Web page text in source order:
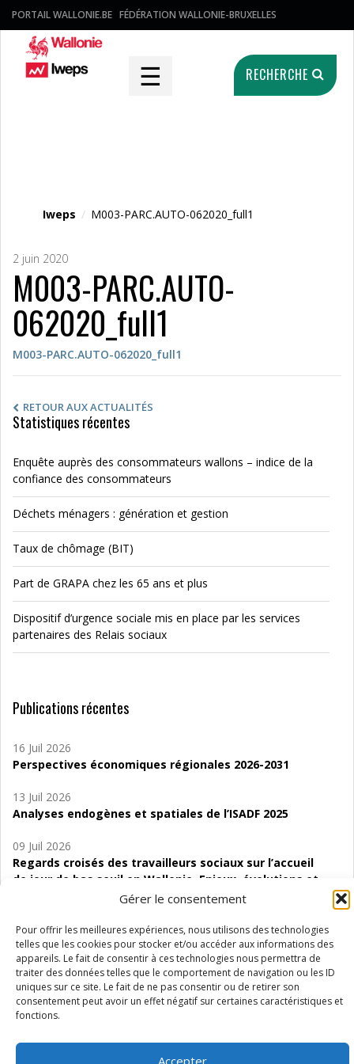
Gérer le consentement
Pour offrir les meilleures expériences, nous utilisons des technologies
telles que les cookies pour stocker et/ou accéder aux informations des
appareils. Le fait de consentir à ces technologies nous permettra de
traiter des données telles que le comportement de navigation ou les ID
uniques sur ce site. Le fait de ne pas consentir ou de retirer son
consentement peut avoir un effet négatif sur certaines caractéristiques et
fonctions.
Accepter
PORTAIL WALLONIE.BE FÉDÉRATION WALLONIE-BRUXELLES
☰ RECHERCHE
Iweps / M003-PARC.AUTO-062020_full1
2 juin 2020
M003-PARC.AUTO-
062020_full1
M003-PARC.AUTO-062020_full1
RETOUR AUX ACTUALITÉS
Statistiques récentes
Enquête auprès des consommateurs wallons – indice de la
confiance des consommateurs
Déchets ménagers : génération et gestion
Taux de chômage (BIT)
Part de GRAPA chez les 65 ans et plus
Dispositif d’urgence sociale mis en place par les services
partenaires des Relais sociaux
Publications récentes
16 Juil 2026
Perspectives économiques régionales 2026-2031
13 Juil 2026
Analyses endogènes et spatiales de l’ISADF 2025
09 Juil 2026
Regards croisés des travailleurs sociaux sur l’accueil
de jour de bas seuil en Wallonie. Enjeux, évolutions et
06 Juil 2026
Étude d’évaluabilité des Structures
d’accompagnement à l’autocréation d’emploi (SAACE)
01 Juil 2026
Pénurie du personnel infirmier :quels indicateurs
Wallonie ?